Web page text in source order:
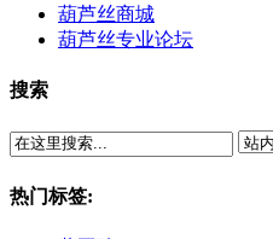
葫芦丝商城
葫芦丝专业论坛
搜索
热门标签: